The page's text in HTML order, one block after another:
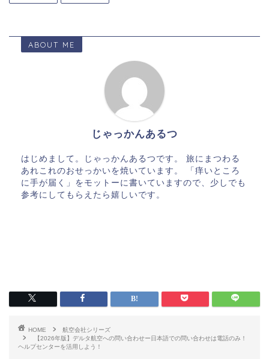
ABOUT ME
じゃっかんあるつ
はじめまして。じゃっかんあるつです。 旅にまつわる
あれこれのおせっかいを焼いています。 「痒いところ
に手が届く」をモットーに書いていますので、少しでも
参考にしてもらえたら嬉しいです。
HOME
航空会社シリーズ
【2026年版】デルタ航空への問い合わせー日本語での問い合わせは電話のみ！
ヘルプセンターを活用しよう！